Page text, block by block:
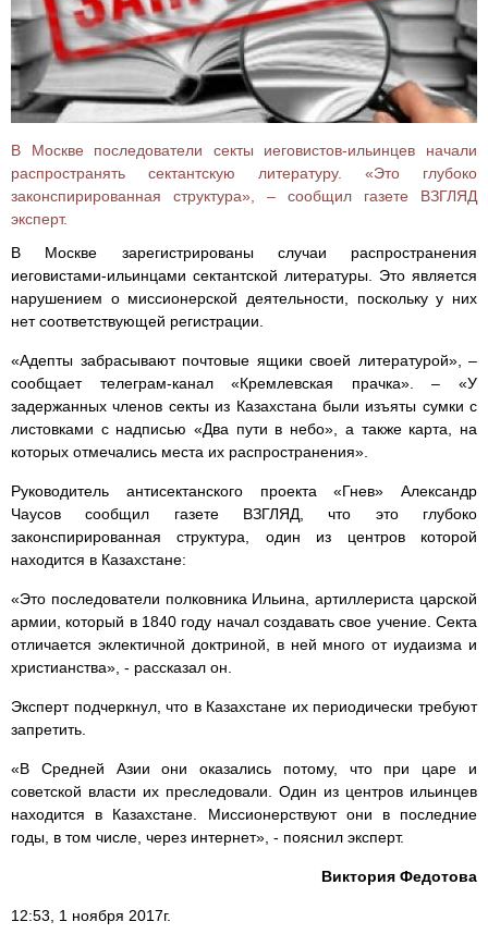
В Москве последователи секты иеговистов-ильинцев начали
распространять сектантскую литературу. «Это глубоко
законспирированная структура», – сообщил газете ВЗГЛЯД
эксперт.
В Москве зарегистрированы случаи распространения
иеговистами-ильинцами сектантской литературы. Это является
нарушением о миссионерской деятельности, поскольку у них
нет соответствующей регистрации.
«Адепты забрасывают почтовые ящики своей литературой», –
сообщает телеграм-канал «Кремлевская прачка». – «У
задержанных членов секты из Казахстана были изъяты сумки с
листовками с надписью «Два пути в небо», а также карта, на
которых отмечались места их распространения».
Руководитель антисектанского проекта «Гнев» Александр
Чаусов сообщил газете ВЗГЛЯД, что это глубоко
законспирированная структура, один из центров которой
находится в Казахстане:
«Это последователи полковника Ильина, артиллериста царской
армии, который в 1840 году начал создавать свое учение. Секта
отличается эклектичной доктриной, в ней много от иудаизма и
христианства», - рассказал он.
Эксперт подчеркнул, что в Казахстане их периодически требуют
запретить.
«В Средней Азии они оказались потому, что при царе и
советской власти их преследовали. Один из центров ильинцев
находится в Казахстане. Миссионерствуют они в последние
годы, в том числе, через интернет», - пояснил эксперт.
Виктория Федотова
12:53, 1 ноября 2017г.